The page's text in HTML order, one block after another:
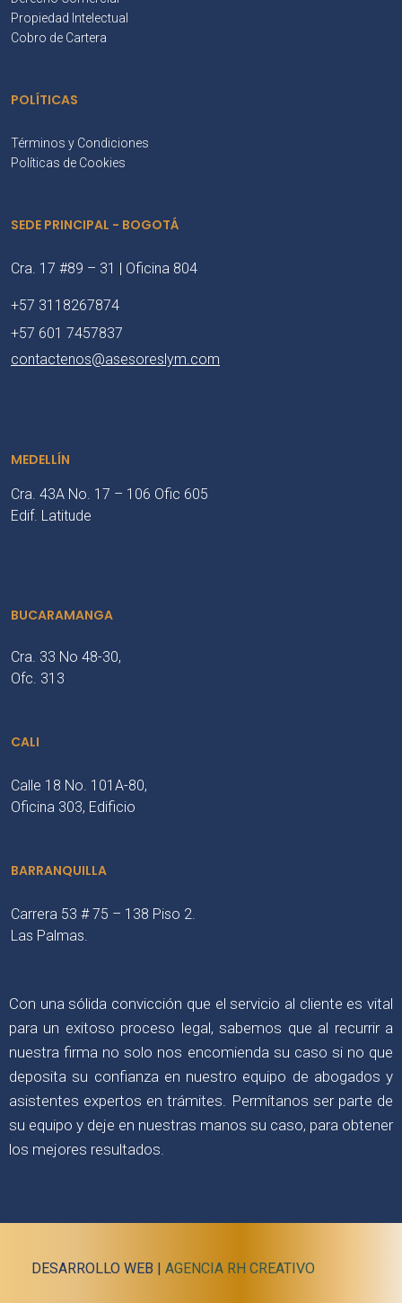
Propiedad Intelectual
Cobro de Cartera
POLÍTICAS
Términos y Condiciones
Políticas de Cookies
SEDE PRINCIPAL - BOGOTÁ
Cra. 17 #89 – 31 | Oficina 804
+57 3118267874
+57 601 7457837
contactenos@asesoreslym.com
MEDELLÍN
Cra. 43A No. 17 – 106 Ofic 605
Edif. Latitude
BUCARAMANGA
Cra. 33 No 48-30,
Ofc. 313
CALI
Calle 18 No. 101A-80,
Oficina 303, Edificio
BARRANQUILLA
Carrera 53 # 75 – 138 Piso 2.
Las Palmas.
Con una sólida convicción que el servicio al cliente es vital
para un exitoso proceso legal, sabemos que al recurrir a
nuestra firma no solo nos encomienda su caso si no que
deposita su confianza en nuestro equipo de abogados y
asistentes expertos en trámites. Permítanos ser parte de
su equipo y deje en nuestras manos su caso, para obtener
los mejores resultados.
DESARROLLO WEB | AGENCIA RH CREATIVO